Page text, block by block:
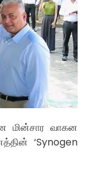
மின்சார வாகன
‘Synogen